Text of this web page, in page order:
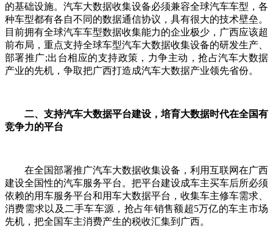
的基础设施。汽车大数据收集设备必须兼容全球汽车车型，各
种车型都有各自不同的数据通信协议，具有很大的技术壁垒。
目前拥有全球汽车车型数据收集能力的企业极少，广西应该超
前布局，重点支持全球车型汽车大数据收集设备的研发生产、
部署推广;出台相应的支持政策，力争主动，抢占汽车大数据
产业的先机，争取把广西打造成汽车大数据产业领先省份。
二、支持汽车大数据平台建设，培育大数据时代在全国有
竞争力的平台
在全国部署推广汽车大数据收集设备，利用互联网在广西
建设全国性的汽车服务平台。把平台建设成车主买车后所必须
依赖的用车服务平台和用车大数据平台，收集车主修车需求、
消费需求以及二手车车源，抢占年销售额超5万亿的车主市场
先机，把全国车主消费产生的税收汇集到广西。